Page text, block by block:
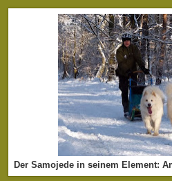
Der Samojede in seinem Element: